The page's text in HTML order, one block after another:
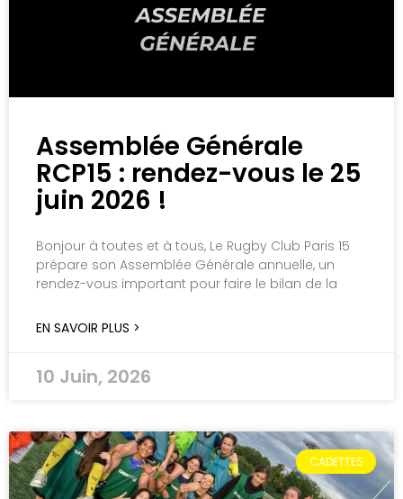
Assemblée Générale
RCP15 : rendez-vous le 25
juin 2026 !
Bonjour à toutes et à tous, Le Rugby Club Paris 15
prépare son Assemblée Générale annuelle, un
rendez-vous important pour faire le bilan de la
EN SAVOIR PLUS >
10 Juin, 2026
CADETTES